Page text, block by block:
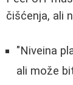
čišćenja, ali
"Niveina
ali može